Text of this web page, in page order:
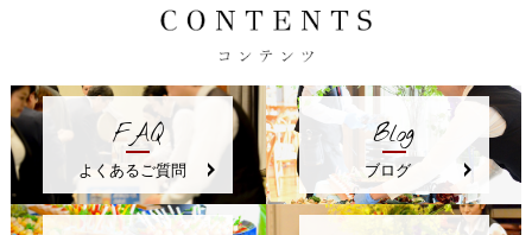
FAQ
よくあるご質問
Blog
ブログ